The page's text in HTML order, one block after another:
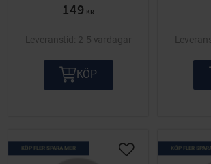
149 KR
2-5 vardagar
KÖP
KÖP FLER SPARA MER
Lägg till i
KÖP FLER